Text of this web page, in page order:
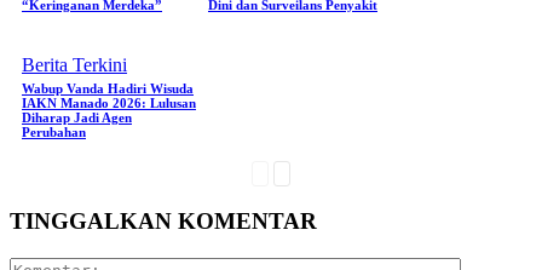
“Keringanan Merdeka”
Dini dan Surveilans Penyakit
Berita Terkini
Wabup Vanda Hadiri Wisuda
IAKN Manado 2026: Lulusan
Diharap Jadi Agen
Perubahan
TINGGALKAN KOMENTAR